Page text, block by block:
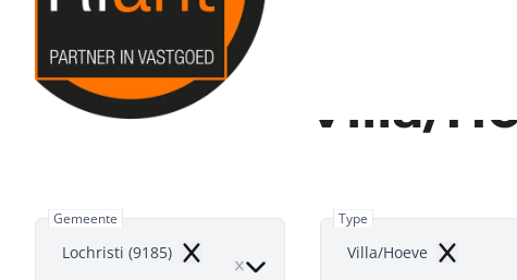
Villa/
Gemeente
Lochristi (9185) Remove
Type
Villa/Hoeve Remove